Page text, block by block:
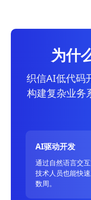
为什
织信AI低代码
构建复杂业务
AI驱动开发
通过自然语言交
技术人员也能快
数周。